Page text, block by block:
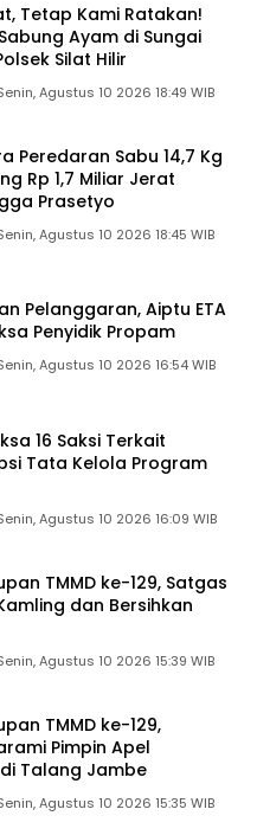
Tetap Kami Ratakan!
Ayam di Sungai
Silat Hilir
Agustus 10 2026 18:49 WIB
Peredaran Sabu 14,7 Kg
Rp 1,7 Miliar Jerat
Prasetyo
Agustus 10 2026 18:45 WIB
Pelanggaran, ‎Aiptu ETA
Penyidik Propam
Agustus 10 2026 16:54 WIB
16 Saksi Terkait
Tata Kelola Program
Agustus 10 2026 16:09 WIB
TMMD ke-129, Satgas
dan Bersihkan
Agustus 10 2026 15:39 WIB
TMMD ke-129,
Pimpin Apel
Talang Jambe
Agustus 10 2026 15:35 WIB